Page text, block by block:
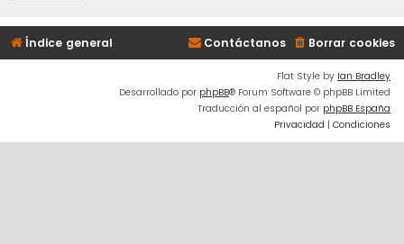
Índice general Borrar cookies
Contáctanos
Flat Style by Ian Bradley
Desarrollado por phpBB® Forum Software © phpBB Limited
Traducción al español por phpBB España
Privacidad | Condiciones